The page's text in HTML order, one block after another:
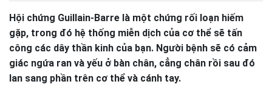
Hội chứng Guillain-Barre là một chứng rối loạn hiếm
gặp, trong đó hệ thống miễn dịch của cơ thể sẽ tấn
công các dây thần kinh của bạn. Người bệnh sẽ có cảm
giác ngứa ran và yếu ở bàn chân, cẳng chân rồi sau đó
lan sang phần trên cơ thể và cánh tay.